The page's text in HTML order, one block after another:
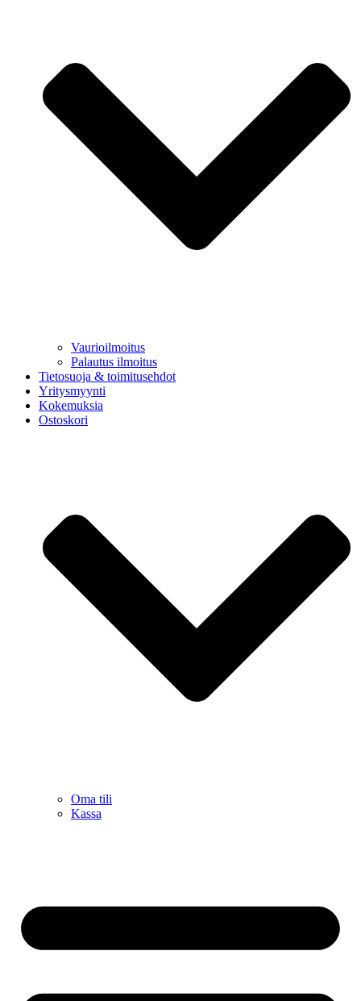
Vaurioilmoitus
Palautus ilmoitus
Tietosuoja & toimitusehdot
Yritysmyynti
Kokemuksia
Ostoskori
Oma tili
Kassa